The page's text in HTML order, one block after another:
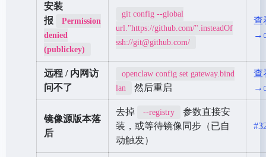
安装
报
Permission
denied
(publickey)
git config --global
url."https://github.com/".insteadOf
ssh://git@github.com/
查
→
远程 / 内网访
问不了
openclaw config set gateway.bind
lan
然后重启
查
→
镜像源版本落
后
去掉 --registry
参数直接安
装，或等待镜像同步（已自
动触发）